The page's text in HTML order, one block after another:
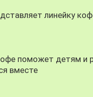
линейку
поможет детям и
вместе